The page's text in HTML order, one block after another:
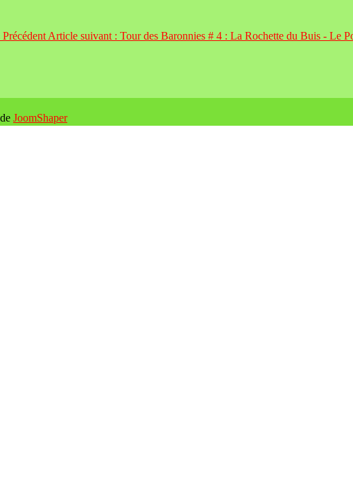
Précédent Article suivant : Tour des Baronnies # 4 : La Rochette du Buis - Le
JoomShaper